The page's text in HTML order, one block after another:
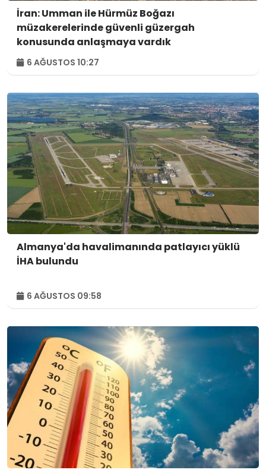
İran: Umman ile Hürmüz Boğazı
müzakerelerinde güvenli güzergah
konusunda anlaşmaya vardık
6 AĞUSTOS 10:27
Almanya'da havalimanında patlayıcı yüklü
İHA bulundu
6 AĞUSTOS 09:58